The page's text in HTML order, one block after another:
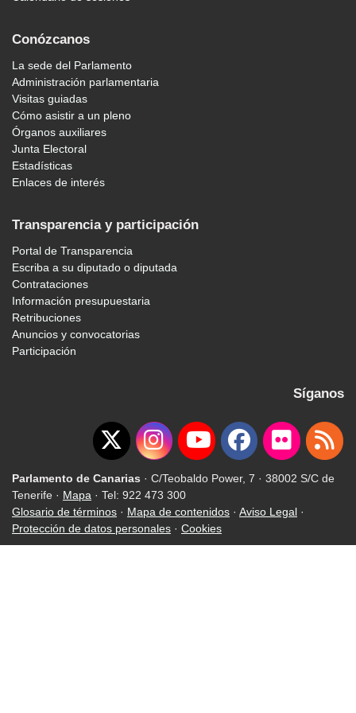
Conózcanos
La sede del Parlamento
Administración parlamentaria
Visitas guiadas
Cómo asistir a un pleno
Órganos auxiliares
Junta Electoral
Estadísticas
Enlaces de interés
Transparencia y participación
Portal de Transparencia
Escriba a su diputado o diputada
Contrataciones
Información presupuestaria
Retribuciones
Anuncios y convocatorias
Participación
Síganos
Parlamento de Canarias · C/Teobaldo Power, 7 · 38002 S/C de
Tenerife · Mapa · Tel: 922 473 300
Glosario de términos · Mapa de contenidos · Aviso Legal ·
Protección de datos personales · Cookies